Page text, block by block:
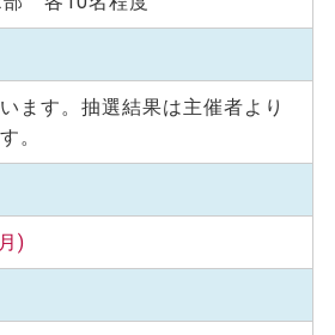
ます。抽選結果は主催者より
。
)